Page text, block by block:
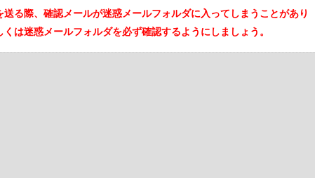
る際、確認メールが迷惑メールフォルダに入ってしまうことがあり
は迷惑メールフォルダを必ず確認するようにしましょう。